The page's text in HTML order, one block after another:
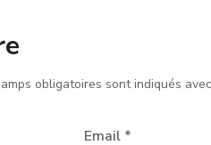
obligatoires sont indiqués avec